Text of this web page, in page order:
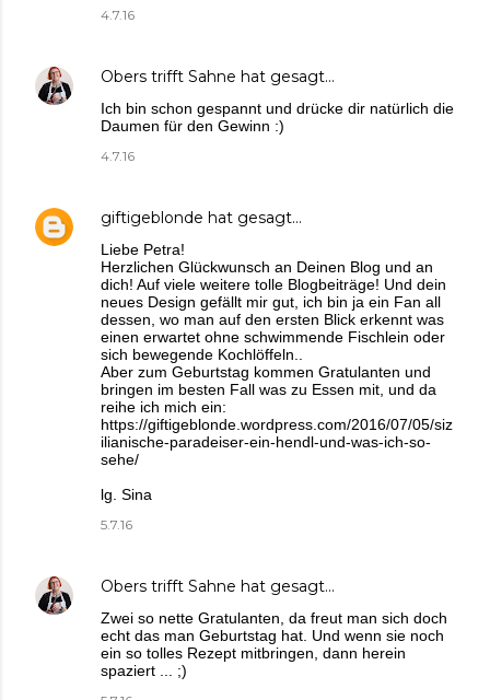
4.7.16
Obers trifft Sahne hat gesagt…
Ich bin schon gespannt und drücke dir natürlich die
Daumen für den Gewinn :)
4.7.16
giftigeblonde hat gesagt…
Liebe Petra!
Herzlichen Glückwunsch an Deinen Blog und an
dich! Auf viele weitere tolle Blogbeiträge! Und dein
neues Design gefällt mir gut, ich bin ja ein Fan all
dessen, wo man auf den ersten Blick erkennt was
einen erwartet ohne schwimmende Fischlein oder
sich bewegende Kochlöffeln..
Aber zum Geburtstag kommen Gratulanten und
bringen im besten Fall was zu Essen mit, und da
reihe ich mich ein:
https://giftigeblonde.wordpress.com/2016/07/05/siz
ilianische-paradeiser-ein-hendl-und-was-ich-so-
sehe/
lg. Sina
5.7.16
Obers trifft Sahne hat gesagt…
Zwei so nette Gratulanten, da freut man sich doch
echt das man Geburtstag hat. Und wenn sie noch
ein so tolles Rezept mitbringen, dann herein
spaziert ... ;)